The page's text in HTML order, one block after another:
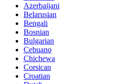
Azerbaijani
Belarusian
Bengali
Bosnian
Bulgarian
Cebuano
Chichewa
Corsican
Croatian